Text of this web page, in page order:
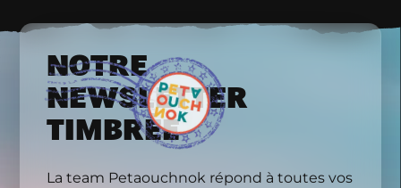
NOTRE
NEWSLETTER
TIMBRÉE
La team Petaouchnok répond à toutes vos